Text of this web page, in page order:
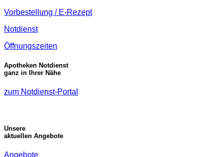
Vorbestellung / E-Rezept
Notdienst
Öffnungszeiten
Apotheken Notdienst
ganz in Ihrer Nähe
zum Notdienst-Portal
Unsere
aktuellen Angebote
Angebote